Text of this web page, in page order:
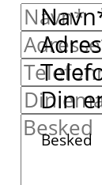
Din
Besked